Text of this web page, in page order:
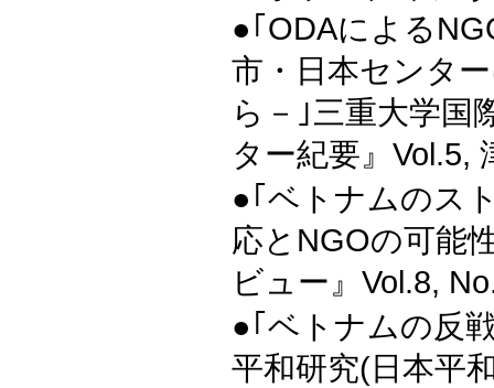
●｢ODAによる
市・日本センタ
ら－｣三重大学国
ター紀要』
●｢ベトナムのス
応とNGOの可能
ビュー』Vol.8,
●｢ベトナムの反
平和研究(日本平